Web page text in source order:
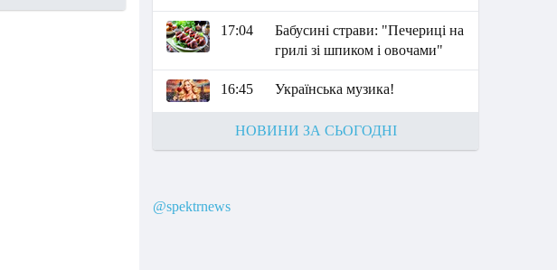
17:04
Бабусині страви: "Печериці на
грилі зі шпиком і овочами"
16:45 Українська музика!
НОВИНИ ЗА СЬОГОДНІ
@spektrnews